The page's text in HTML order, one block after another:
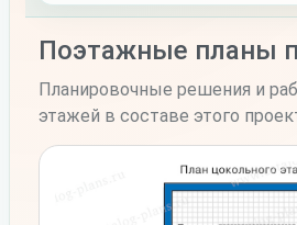
Поэтажные планы
Планировочные решения и
этажей в составе этого